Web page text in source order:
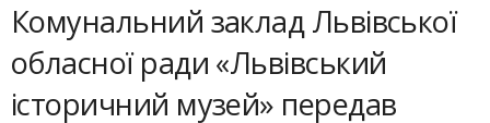
Комунальний заклад Львівської
обласної ради «Львівський
історичний музей» передав